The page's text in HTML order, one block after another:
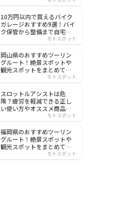
10万円以内で買えるバイク
ガレージおすすめ9選！バイ
ク保管から整備まで自宅で
モトスポット
岡山県のおすすめツーリン
グルート！絶景スポットや
観光スポットをまとめて紹
モトスポット
スロットルアシストは危
険？疲労を軽減できる正し
い使い方やオススメ商品を
モトスポット
福岡県のおすすめツーリン
グルート！絶景スポットや
観光スポットをまとめて紹
モトスポット